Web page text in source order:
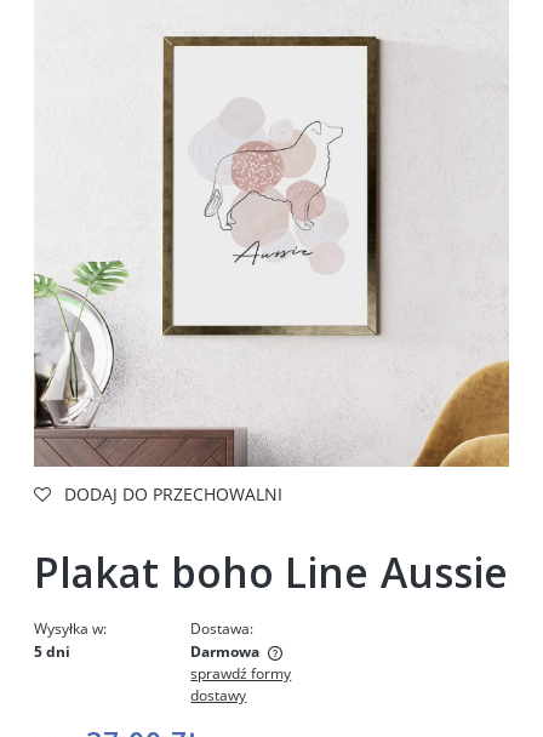
DODAJ DO PRZECHOWALNI
Plakat boho Line Aussie
Wysyłka w:
5 dni
Dostawa:
Darmowa
Cena nie zawiera ewentualnych kosztów płatności
sprawdź formy
dostawy